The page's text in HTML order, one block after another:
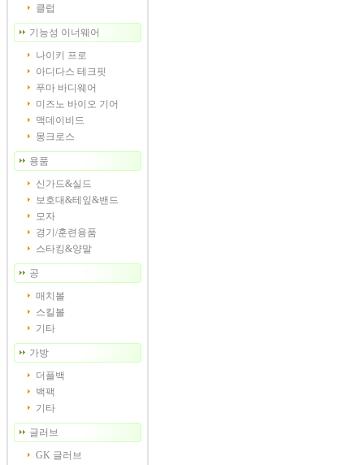
클럽
기능성 이너웨어
나이키 프로
아디다스 테크핏
푸마 바디웨어
미즈노 바이오 기어
맥데이비드
몽크로스
용품
신가드&실드
보호대&테잎&밴드
모자
경기/훈련용품
스타킹&양말
공
매치볼
스킬볼
기타
가방
더플백
백팩
기타
글러브
GK 글러브